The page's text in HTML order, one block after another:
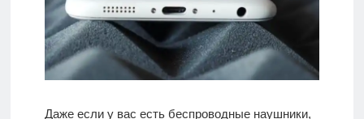
Даже если у вас есть беспроводные наушники,